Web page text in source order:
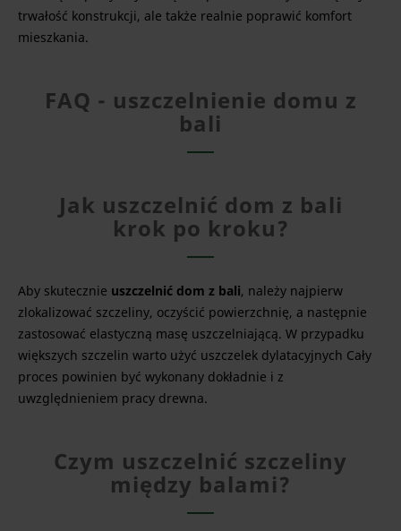
trwałość konstrukcji, ale także realnie poprawić komfort
mieszkania.
FAQ - uszczelnienie domu z
bali
Jak uszczelnić dom z bali
krok po kroku?
Aby skutecznie uszczelnić dom z bali, należy najpierw
zlokalizować szczeliny, oczyścić powierzchnię, a następnie
zastosować elastyczną masę uszczelniającą. W przypadku
większych szczelin warto użyć uszczelek dylatacyjnych Cały
proces powinien być wykonany dokładnie i z
uwzględnieniem pracy drewna.
Czym uszczelnić szczeliny
między balami?